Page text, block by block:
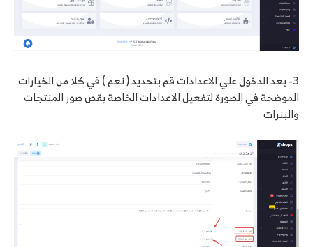
3- بعد الدخول علي الاعدادات قم بتحديد ( نعم ) في كلا من الخيارات
الموضحة في الصورة لتفعيل الاعدادات الخاصة بقص صور المنتجات
والبنرات